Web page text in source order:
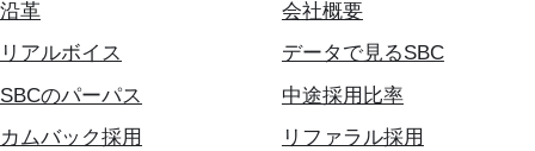
沿革
会社概要
リアルボイス
データで見るSBC
SBCのパーパス
中途採用比率
カムバック採用
リファラル採用